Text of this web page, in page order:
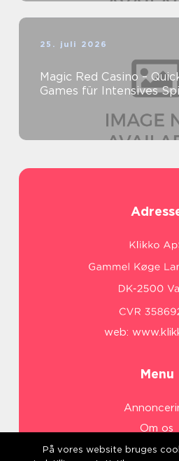
25. juli 2026
Magic Red Casino –
Games für Intensives
web:
Menu
Om os
Cookies
På vores website bruges